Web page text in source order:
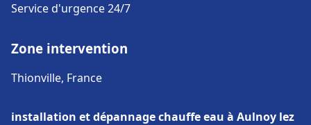
Service d'urgence 24/7
Zone intervention
Thionville, France
installation et dépannage chauffe eau à Aulnoy lez